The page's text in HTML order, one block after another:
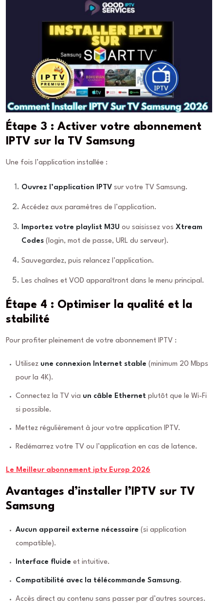
Étape 3 : Activer votre abonnement
IPTV sur la TV Samsung
Une fois l’application installée :
Ouvrez l’application IPTV sur votre TV Samsung.
Accédez aux paramètres de l’application.
Importez votre playlist M3U ou saisissez vos Xtream
Codes (login, mot de passe, URL du serveur).
Sauvegardez, puis relancez l’application.
Les chaînes et VOD apparaîtront dans le menu principal.
Étape 4 : Optimiser la qualité et la
stabilité
Pour profiter pleinement de votre abonnement IPTV :
Utilisez une connexion Internet stable (minimum 20 Mbps
pour la 4K).
Connectez la TV via un câble Ethernet plutôt que le Wi-Fi
si possible.
Mettez régulièrement à jour votre application IPTV.
Redémarrez votre TV ou l’application en cas de latence.
Le Meilleur abonnement iptv Europ 2026
Avantages d’installer l’IPTV sur TV
Samsung
Aucun appareil externe nécessaire (si application
compatible).
Interface fluide et intuitive.
Compatibilité avec la télécommande Samsung.
Accès direct au contenu sans passer par d’autres sources.